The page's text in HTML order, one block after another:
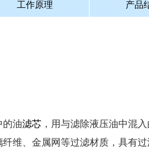
工作原理 产品
的油滤芯 ，用与滤除液压油中混
维、金属网等过滤材质，具有